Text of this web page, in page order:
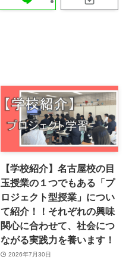
【学校紹介】名古屋校の目
玉授業の１つでもある「プ
ロジェクト型授業」につい
て紹介！！それぞれの興味
関心に合わせて、社会につ
ながる実践力を養います！
2026年7月30日